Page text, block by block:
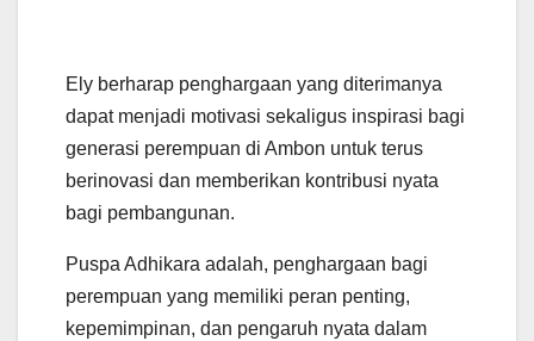
Ely berharap penghargaan yang diterimanya
dapat menjadi motivasi sekaligus inspirasi bagi
generasi perempuan di Ambon untuk terus
berinovasi dan memberikan kontribusi nyata
bagi pembangunan.
Puspa Adhikara adalah, penghargaan bagi
perempuan yang memiliki peran penting,
kepemimpinan, dan pengaruh nyata dalam